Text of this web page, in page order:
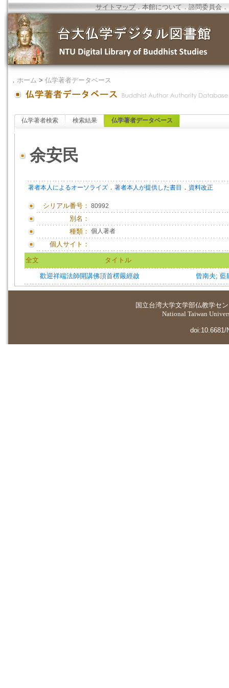
サイトマップ．本館について ．諮問委員会 ．
． ホーム > 仏学著者データベース
仏学著者検索 検索結果 仏学著者データベース
余安民
著者本人によるオーソライズ ． 著者本人が提供した書目 ． 資料改正
シリアル番号： 80992
別名：
種類： 個人著者
個人サイト：
全文 タイトル
歡迎祥端法師開講佛頂首楞嚴經啟 曾南夫; 藍
国立台湾大学文学部仏教学セ
National Taiwan
doi:10.6681/